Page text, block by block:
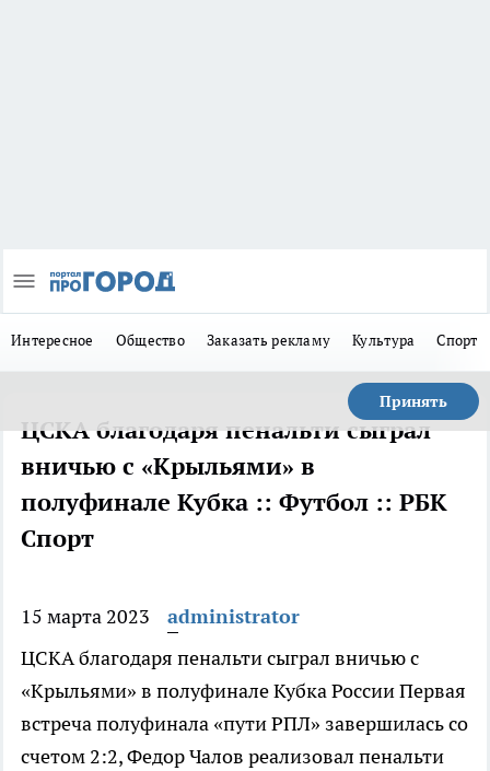
Интересное Общество Заказать рекламу Культура Спорт
Принять
ЦСКА благодаря пенальти сыграл
вничью с «Крыльями» в
полуфинале Кубка :: Футбол :: РБК
Спорт
15 марта 2023
administrator
ЦСКА благодаря пенальти сыграл вничью с
«Крыльями» в полуфинале Кубка РоссииПервая
встреча полуфинала «пути РПЛ» завершилась со
счетом 2:2, Федор Чалов реализовал пенальти